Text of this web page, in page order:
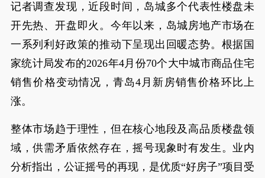
记者调查发现，近段时间，岛城多个代表性楼盘未
开先热、开盘即火。今年以来，岛城房地产市场在
一系列利好政策的推动下呈现出回暖态势。根据国
家统计局发布的2026年4月份70个大中城市商品住宅
销售价格变动情况，青岛4月新房销售价格环比上
涨。
整体市场趋于理性，但在核心地段及高品质楼盘领
域，供需矛盾依然存在，摇号现象时有发生。业内
分析指出，公证摇号的再现，是优质“好房子”项目受